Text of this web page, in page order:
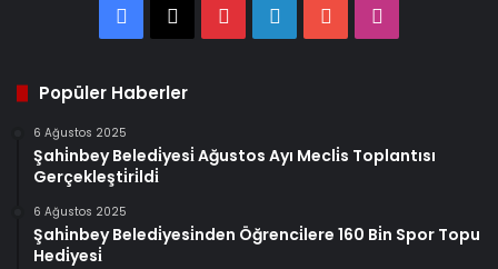
Facebook
X PinterestLinkedInYouTube
Popüler Haberler
6 Ağustos 2025
Şahi̇nbey Beledi̇yesi̇ Ağustos Ayı Mecli̇s Toplantısı
Gerçekleşti̇ri̇ldi̇
6 Ağustos 2025
Şahi̇nbey Beledi̇yesi̇nden Öğrenci̇lere 160 Bi̇n Spor Topu
Hedi̇yesi̇